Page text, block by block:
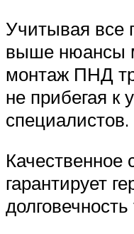
Учитывая все
выше нюансы
монтаж ПНД
не прибегая к
специалистов.
Качественное
гарантирует